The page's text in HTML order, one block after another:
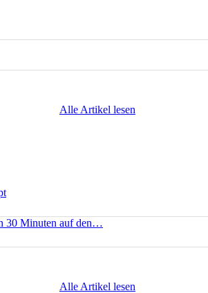
Alle Artikel lesen
30 Minuten auf den…
Alle Artikel lesen